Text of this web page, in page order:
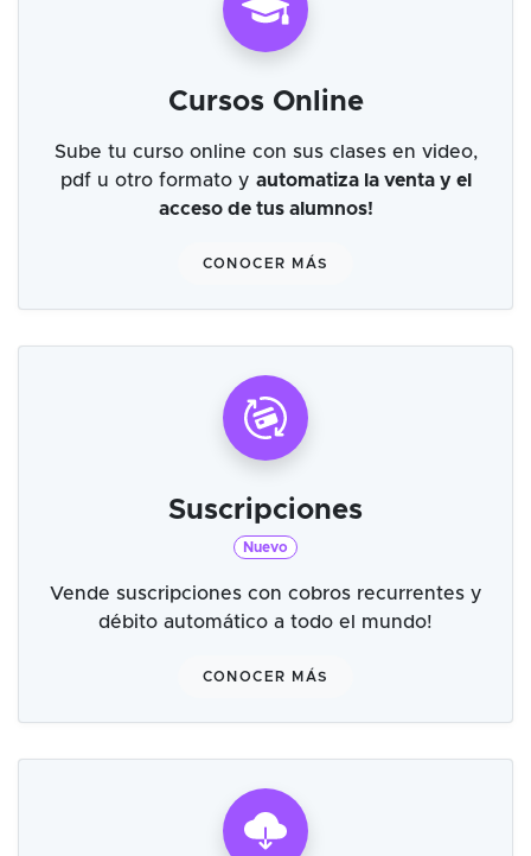
Cursos Online
Sube tu curso online con sus clases en video,
pdf u otro formato y automatiza la venta y el
acceso de tus alumnos!
CONOCER MÁS
Suscripciones
Nuevo
Vende suscripciones con cobros recurrentes y
débito automático a todo el mundo!
CONOCER MÁS